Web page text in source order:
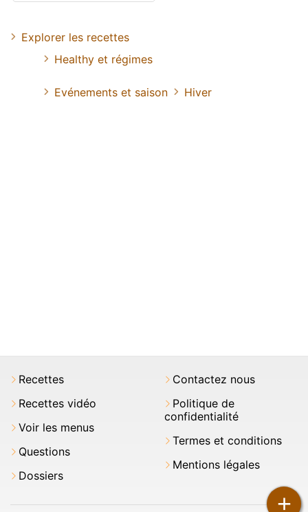
+
Explorer les recettes
Healthy et régimes
Evénements et saison Hiver
Recettes
Recettes vidéo
Voir les menus
Questions
Dossiers
Contactez nous
Politique de
confidentialité
Termes et conditions
Mentions légales